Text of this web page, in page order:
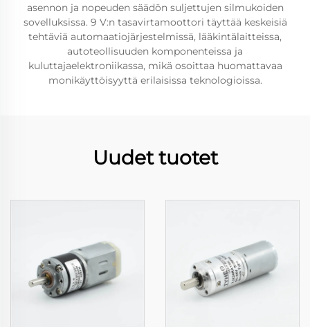
asennon ja nopeuden säädön suljettujen silmukoiden
sovelluksissa. 9 V:n tasavirtamoottori täyttää keskeisiä
tehtäviä automaatiojärjestelmissä, lääkintälaitteissa,
autoteollisuuden komponenteissa ja
kuluttajaelektroniikassa, mikä osoittaa huomattavaa
monikäyttöisyyttä erilaisissa teknologioissa.
Uudet tuotet